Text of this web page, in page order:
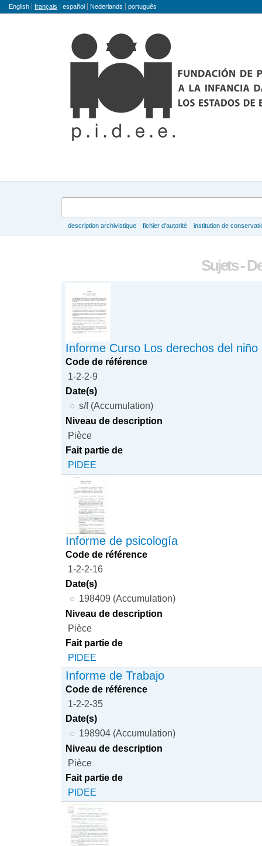
Langue
English français español Nederlands português
description archivistique fichier d'autorité institution de
Sujets -
Informe Curso Los derechos del niño
Code de référence
1-2-2-9
Date(s)
s/f (Accumulation)
Niveau de description
Pièce
Fait partie de
PIDEE
Informe de psicología
Code de référence
1-2-2-16
Date(s)
198409 (Accumulation)
Niveau de description
Pièce
Fait partie de
PIDEE
Informe de Trabajo
Code de référence
1-2-2-35
Date(s)
198904 (Accumulation)
Niveau de description
Pièce
Fait partie de
PIDEE